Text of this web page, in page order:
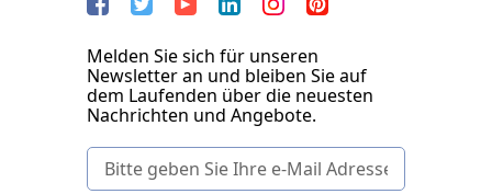
Melden Sie sich für unseren
Newsletter an und bleiben Sie auf
dem Laufenden über die neuesten
Nachrichten und Angebote.